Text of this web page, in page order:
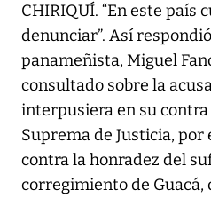
CHIRIQUÍ. “En este país
denunciar”. Así
panameñista, Miguel
consultado sobre la
interpusiera en su contra
Suprema de Justicia,
contra la honradez del
corregimiento de Guacá,